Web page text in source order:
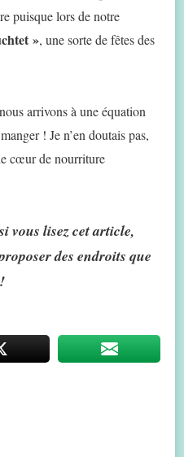
puisque lors de notre
», une sorte de fêtes des
arrivons à une équation
! Je n’en doutais pas,
cœur de nourriture
vous lisez cet article,
des endroits que